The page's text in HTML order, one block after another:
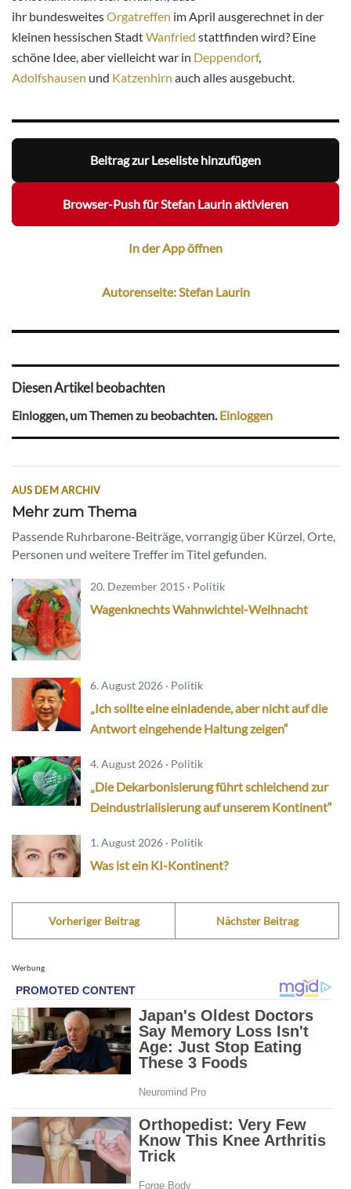
ihr bundesweitesOrgatreffen im April ausgerechnet in der
kleinen hessischen StadtWanfried stattfinden wird? Eine
schöne Idee, aber vielleicht war in Deppendorf,
Adolfshausen und Katzenhirn auch alles ausgebucht.
Beitrag zur Leseliste hinzufügen
Browser-Push für Stefan Laurin aktivieren
In der App öffnen
Autorenseite: Stefan Laurin
Diesen Artikel beobachten
Einloggen, um Themen zu beobachten.Einloggen
AUS DEM ARCHIV
Mehr zum Thema
Passende Ruhrbarone-Beiträge, vorrangig über Kürzel, Orte,
Personen und weitere Treffer im Titel gefunden.
20. Dezember 2015 · Politik
Wagenknechts Wahnwichtel-Weihnacht
6. August 2026 · Politik
„Ich sollte eine einladende, aber nicht auf die
Antwort eingehende Haltung zeigen“
4. August 2026 · Politik
„Die Dekarbonisierung führt schleichend zur
Deindustrialisierung auf unserem Kontinent“
1. August 2026 · Politik
Was ist ein KI-Kontinent?
Vorheriger Beitrag Nächster Beitrag
Werbung